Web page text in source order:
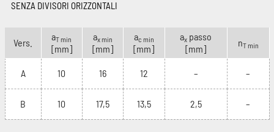
SENZA DIVISORI ORIZZONTALI
Vers.
aT min
[mm]
ax min
[mm]
ac min
[mm]
ax passo
[mm]
nT min
A 10 16 12 – –
B 10 17,5 13,5 2,5 –